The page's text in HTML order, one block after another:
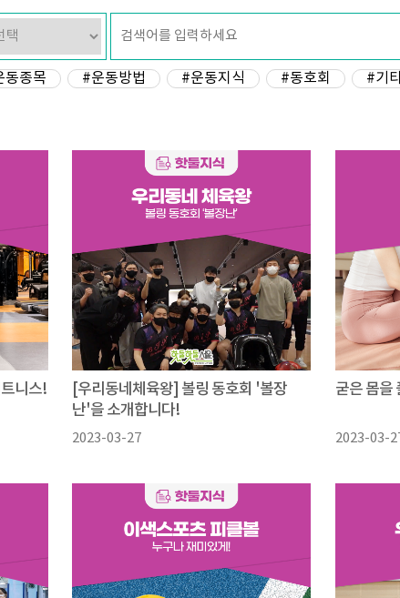
동종목 #운동방법 #운동지식 #동호회 #기
니스!
[우리동네체육왕] 볼링 동호회 '볼장
난'을 소개합니다!
2023-03-27
굳은 몸을
2023-03-